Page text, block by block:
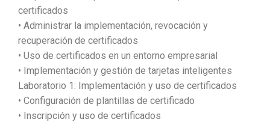
certificados
• Administrar la implementación, revocación y
recuperación de certificados
• Uso de certificados en un entorno empresarial
• Implementación y gestión de tarjetas inteligentes
Laboratorio 1: Implementación y uso de certificados
• Configuración de plantillas de certificado
• Inscripción y uso de certificados